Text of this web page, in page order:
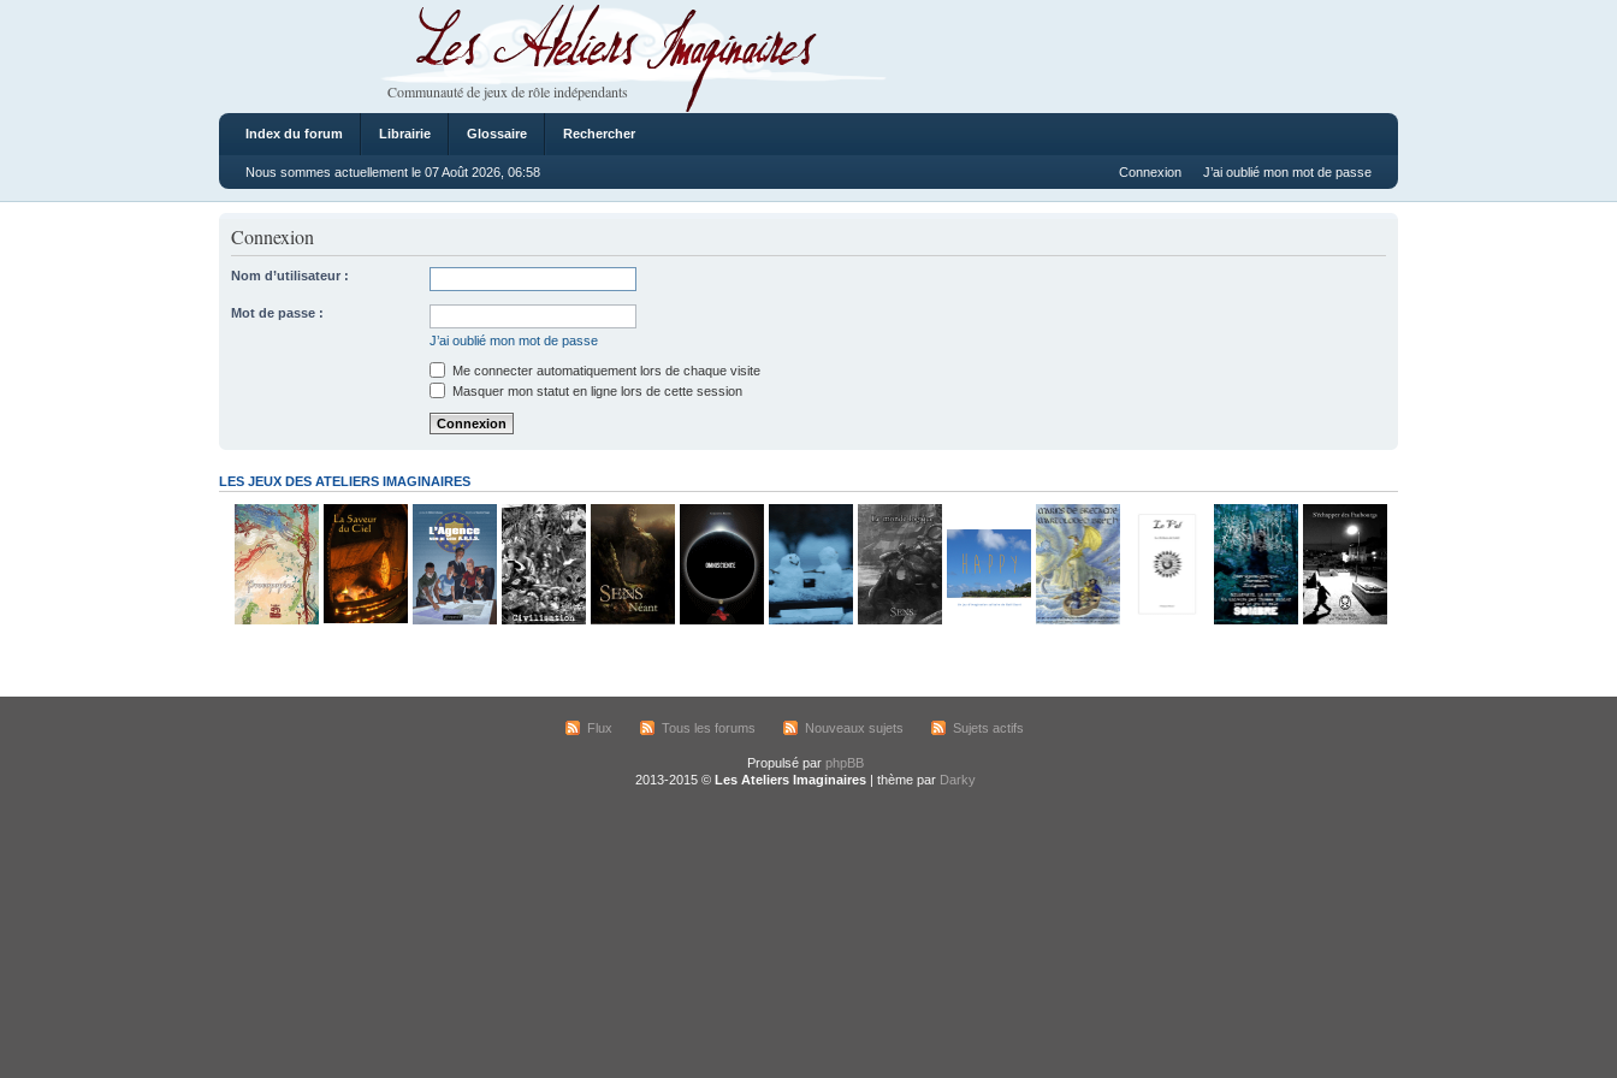
Les Ateliers Imaginaires
Communauté de jeux de rôle indépendants
Index du forum Librairie Glossaire Rechercher
Nous sommes actuellement le 07 Août 2026, 06:58 Connexion J’ai oublié mon mot de passe
Connexion
Nom d’utilisateur :
Mot de passe :
J’ai oublié mon mot de passe
Me connecter automatiquement lors de chaque visite
Masquer mon statut en ligne lors de cette session
LES JEUX DES ATELIERS IMAGINAIRES
Flux Tous les forums Nouveaux sujets Sujets actifs
Propulsé par phpBB
2013-2015 © Les Ateliers Imaginaires | thème par Darky